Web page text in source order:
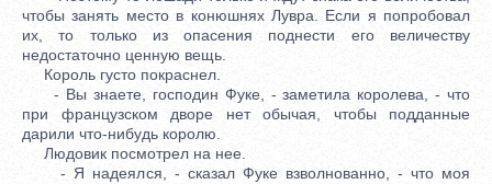
чтобы занять место в конюшнях Лувра. Если я попробовал
их, то только из опасения поднести его величеству
недостаточно ценную вещь.
Король густо покраснел.
- Вы знаете, господин Фуке, - заметила королева, - что
при французском дворе нет обычая, чтобы подданные
дарили что-нибудь королю.
Людовик посмотрел на нее.
- Я надеялся, - сказал Фуке взволнованно, - что моя